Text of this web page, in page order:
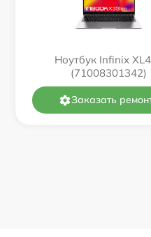
Ноутбук Infinix
(71008301342)
Заказать